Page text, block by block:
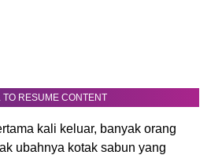
TO RESUME CONTENT
kali keluar, banyak orang
ubahnya kotak sabun yang